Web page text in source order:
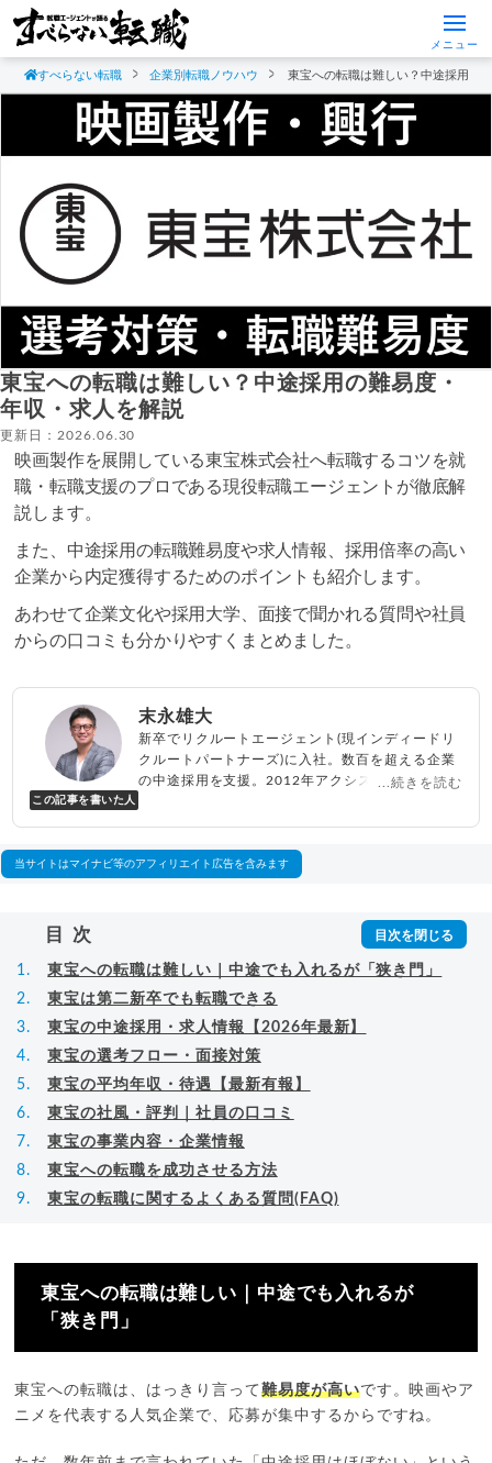
メニュー
すべらない転職 企業別転職ノウハウ 東宝への転職は難しい？中途採用の
東宝への転職は難しい？中途採用の難易度・
年収・求人を解説
更新日：2026.06.30
映画製作を展開している東宝株式会社へ転職するコツを就
職・転職支援のプロである現役転職エージェントが徹底解
説します。
また、中途採用の転職難易度や求人情報、採用倍率の高い
企業から内定獲得するためのポイントも紹介します。
あわせて企業文化や採用大学、面接で聞かれる質問や社員
からの口コミも分かりやすくまとめました。
この記事を書いた人
末永雄大
新卒でリクルートエージェント(現インディードリ
クルートパートナーズ)に入社。数百を超える企業
の中途採用を支援。2012年アクシス(株)設立、代
べらない転職エージェント
...続きを読む
当サイトはマイナビ等のアフィリエイト広告を含みます
目次
東宝への転職は難しい｜中途でも入れるが「狭き門」
東宝は第二新卒でも転職できる
東宝の中途採用・求人情報【2026年最新】
東宝の選考フロー・面接対策
東宝の平均年収・待遇【最新有報】
東宝の社風・評判｜社員の口コミ
東宝の事業内容・企業情報
東宝への転職を成功させる方法
東宝の転職に関するよくある質問(FAQ)
東宝への転職は難しい｜中途でも入れるが
「狭き門」
東宝への転職は、はっきり言って 難易度が高いです。映画やア
ニメを代表する人気企業で、応募が集中するからですね。